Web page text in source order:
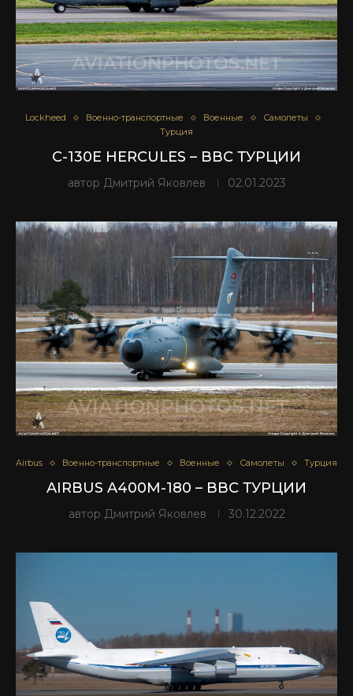
Lockheed Военно-транспортные Военные
Самолеты
Турция
C-130E HERCULES – ВВС ТУРЦИИ
автор Дмитрий Яковлев 02.01.2023
Airbus Военно-транспортные Военные Самолеты Турция
AIRBUS A400M-180 – ВВС ТУРЦИИ
автор Дмитрий Яковлев 30.12.2022